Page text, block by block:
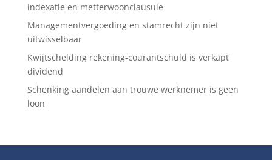
indexatie en metterwoonclausule
Managementvergoeding en stamrecht zijn niet
uitwisselbaar
Kwijtschelding rekening-courantschuld is verkapt
dividend
Schenking aandelen aan trouwe werknemer is geen
loon